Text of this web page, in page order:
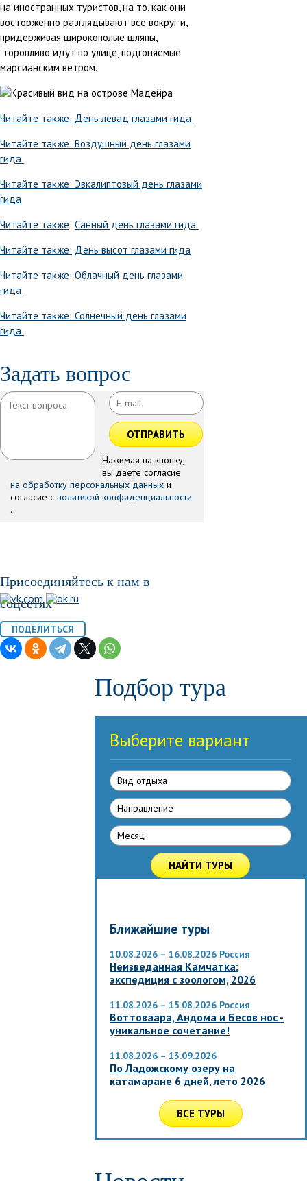
на иностранных туристов, на то, как они
восторженно разглядывают все вокруг и,
придерживая широкополые шляпы,
торопливо идут по улице, подгоняемые
марсианским ветром.
Читайте также: День левад глазами гида
Читайте также: Воздушный день глазами
гида
Читайте также: Эвкалиптовый день глазами
гида
Читайте также: Санный день глазами гида
Читайте также: День высот глазами гида
Читайте также: Облачный день глазами
гида
Читайте также: Солнечный день глазами
гида
Задать вопрос
ОТПРАВИТЬ
Нажимая на кнопку,
вы даете согласие
на обработку персональных данных и
согласие с политикой конфиденциальности
.
Присоединяйтесь к нам в
соцсетях
Подбор тура
Выберите вариант
Вид отдыха
Направлениe
Месяц
НАЙТИ ТУРЫ
Ближайшие туры
10.08.2026 – 16.08.2026 Россия
Неизведанная Камчатка:
экспедиция с зоологом, 2026
11.08.2026 – 15.08.2026 Россия
Воттоваара, Андома и Бесов нос -
уникальное сочетание!
11.08.2026 – 13.09.2026
По Ладожскому озеру на
катамаране 6 дней, лето 2026
ВСЕ ТУРЫ